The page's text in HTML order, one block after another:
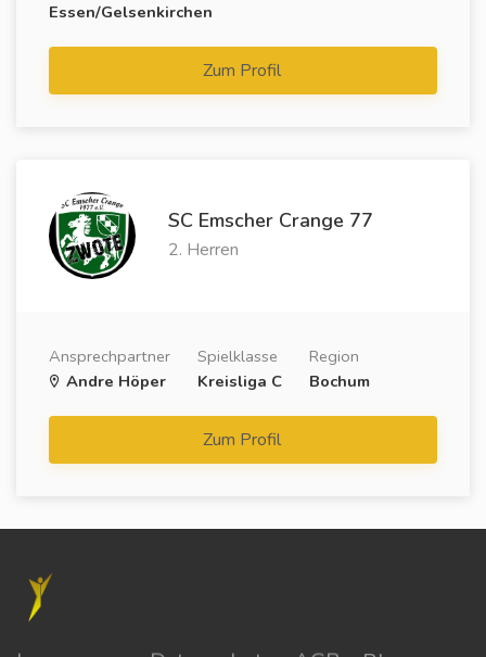
Essen/Gelsenkirchen
Zum Profil
SC Emscher Crange 77
2. Herren
Ansprechpartner
Andre Höper
Spielklasse
Kreisliga C
Region
Bochum
Zum Profil